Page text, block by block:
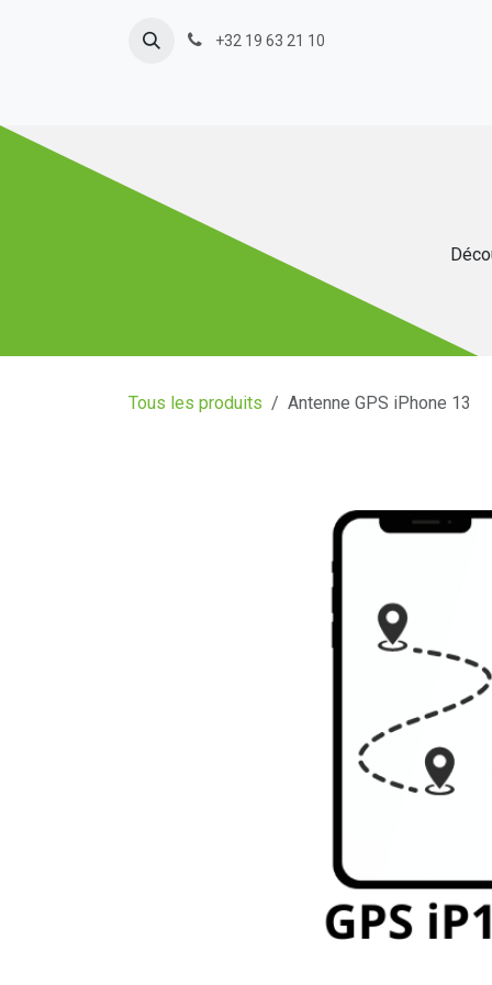
+32 19 63 21 10
Tous les produits Antenne GPS iPhone 13